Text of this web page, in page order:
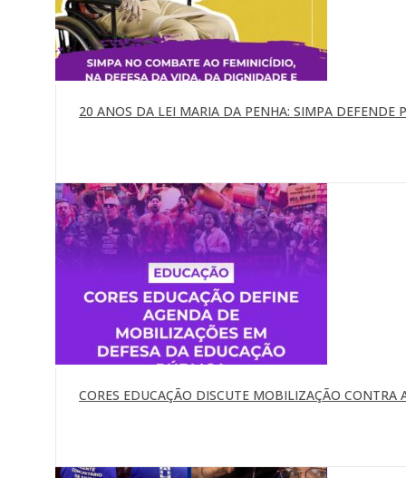
20 ANOS DA LEI MARIA DA PENHA: SIMPA DEFENDE
CORES EDUCAÇÃO DISCUTE MOBILIZAÇÃO CONTRA